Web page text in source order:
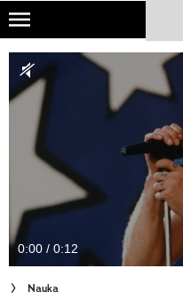
Skip
main
content
NATIONAL GEOGRAPHIC
TRAVELER
PODCASTY
Newsletter
Cuda Polski
Wielki Konkurs Fotograficzny
0:00 / 0:12
Nauka